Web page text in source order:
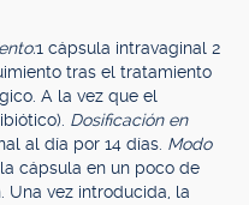
1 cápsula intravaginal 2
tras el tratamiento
A la vez que el
Dosificación en
al día por 14 días. Modo
cápsula en un poco de
Una vez introducida, la